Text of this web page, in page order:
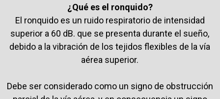
¿Qué es el ronquido?
El ronquido es un ruido respiratorio de intensidad
superior a 60 dB. que se presenta durante el sueño,
debido a la vibración de los tejidos flexibles de la vía
aérea superior.
Debe ser considerado como un signo de obstrucción